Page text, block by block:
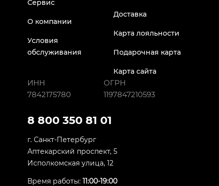
Сервис
О компании
Условия
обслуживания
Доставка
Карта лояльности
Подарочная карта
Карта сайта
ИНН
7842175780
ОГРН
1197847210593
8 800 350 81 01
г. Санкт-Петербург
Аптекарский проспект, 5
Исполкомская улица, 12
Время работы: 11:00-19:00